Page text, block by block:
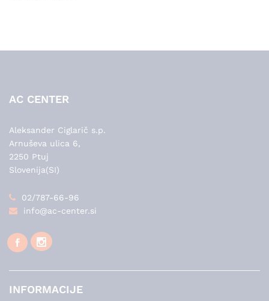
AC CENTER
Aleksander Ciglarič s.p.
Arnuševa ulica 6,
2250 Ptuj
Slovenija(SI)
02/787-66-96
info@ac-center.si
INFORMACIJE